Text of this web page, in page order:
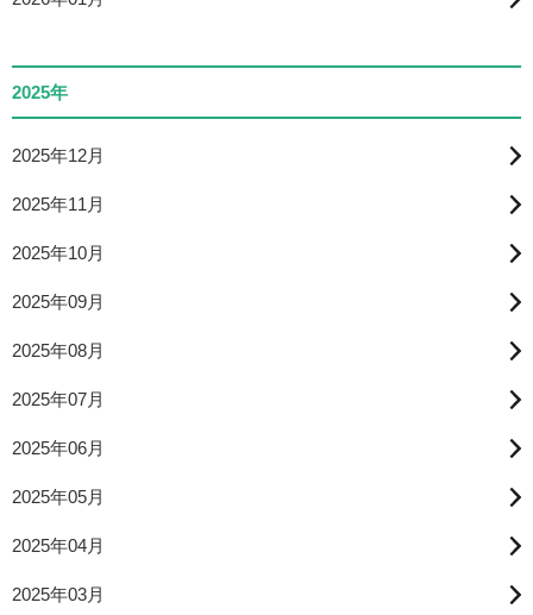
2025年
2025年12月
2025年11月
2025年10月
2025年09月
2025年08月
2025年07月
2025年06月
2025年05月
2025年04月
2025年03月